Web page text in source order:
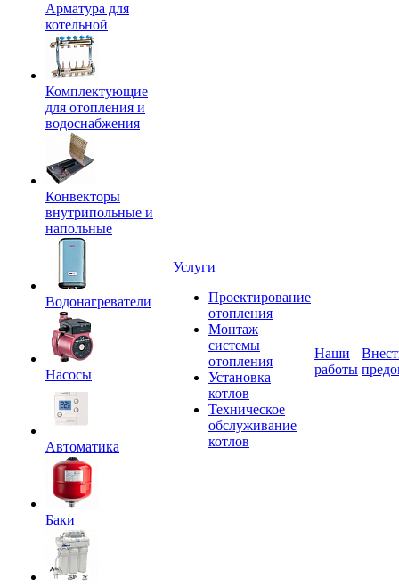
Арматура для
котельной
Комплектующие
для отопления и
водоснабжения
Конвекторы
внутрипольные и
напольные
Водонагреватели
Насосы
Автоматика
Баки
Услуги
Проектирование
отопления
Монтаж
системы
отопления
Установка
котлов
Техническое
обслуживание
котлов
Наши
работы